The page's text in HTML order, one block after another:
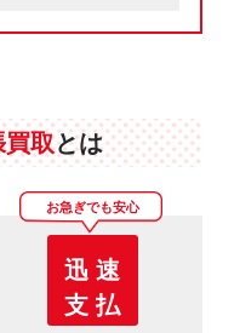
買取とは
お急ぎでも安心
迅 速
支 払